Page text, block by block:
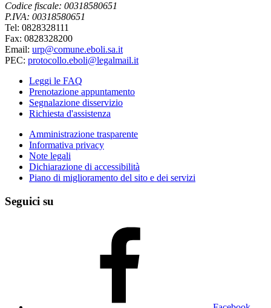
Codice fiscale: 00318580651
P.IVA: 00318580651
Tel: 0828328111
Fax: 0828328200
Email: urp@comune.eboli.sa.it
PEC: protocollo.eboli@legalmail.it
Leggi le FAQ
Prenotazione appuntamento
Segnalazione disservizio
Richiesta d'assistenza
Amministrazione trasparente
Informativa privacy
Note legali
Dichiarazione di accessibilità
Piano di miglioramento del sito e dei servizi
Seguici su